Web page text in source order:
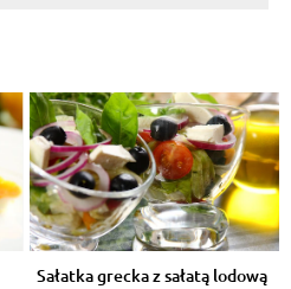
Sałatka grecka z sałatą lodową